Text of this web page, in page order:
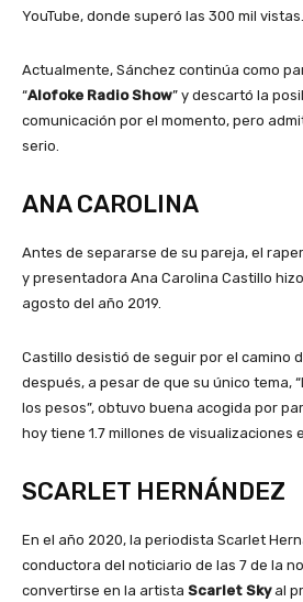
YouTube, donde superó las 300 mil vistas.
Actualmente, Sánchez continúa como
“Alofoke Radio Show” y descartó la
comunicación por el momento, pero
serio.
ANA CAROLINA
Antes de separarse de su pareja, el
y presentadora Ana Carolina Castillo
agosto del año 2019.
Castillo desistió de seguir por el camino
después, a pesar de que su único tema,
los pesos”, obtuvo buena acogida por
hoy tiene 1.7 millones de visualizaciones
SCARLET HERNÁNDEZ
En el año 2020, la periodista Scarlet
conductora del noticiario de las 7 de la
convertirse en la artista Scarlet Skyal